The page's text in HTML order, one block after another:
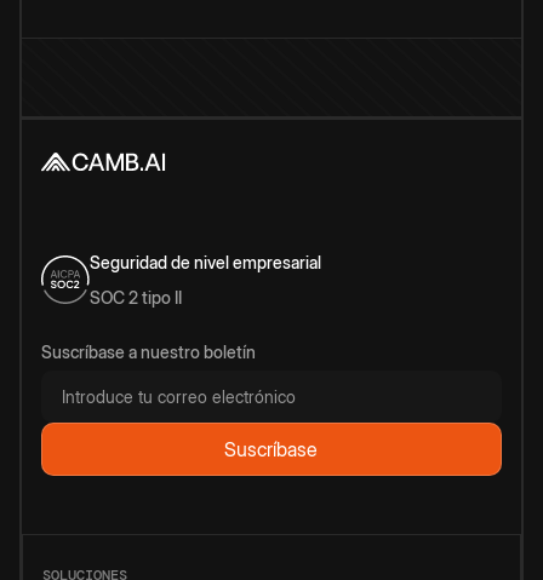
Seguridad de nivel empresarial
SOC 2 tipo II
Suscríbase a nuestro boletín
SOLUCIONES